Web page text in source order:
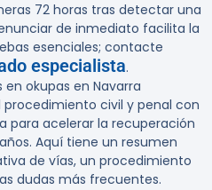
72 horas tras detectar una
de inmediato facilita la
esenciales; contacte
especialista.
en okupas en Navarra
civil y penal con
para acelerar la recuperación
Aquí tiene un resumen
de vías, un procedimiento
dudas más frecuentes.